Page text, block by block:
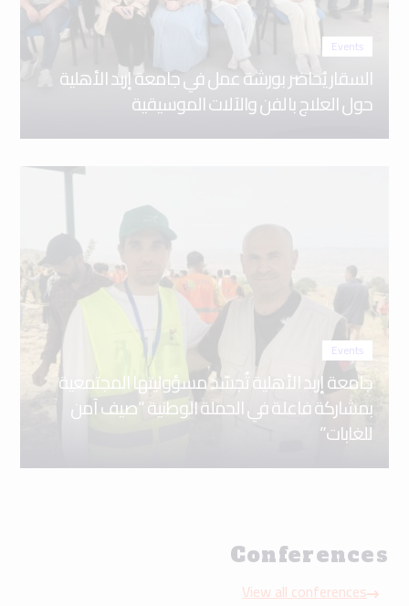
Events
السقار يُحاضر بورشة عمل في جامعة إربد الأهلية
حول العلاج بالفن والآلات الموسيقية
Events
جامعة إربد الأهلية تُجسّد مسؤوليتها المجتمعية
بمشاركة فاعلة في الحملة الوطنية “صيف آمن
للغابات”
Conferences
View all conferences